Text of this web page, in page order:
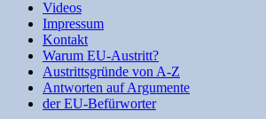
Videos
Impressum
Kontakt
Warum EU-Austritt?
Austrittsgründe von A-Z
Antworten auf Argumente
der EU-Befürworter